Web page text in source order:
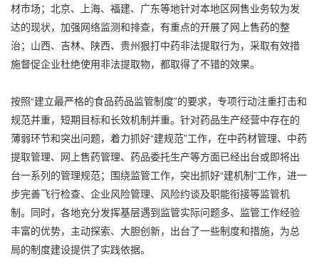
材市场；北京、上海、福建、广东等地针对本地区网售业务较为发
达的现状，加强网络监测和排查，有重点的开展了网上售药的整
治；山西、吉林、陕西、贵州狠打中药非法提取行为，采取有效措
施督促企业杜绝使用非法提取物，都取得了不错的效果。
按照“建立最严格的食品药品监管制度”的要求，专项行动注重打击和
规范并重，短期目标和长效机制并重。针对药品生产经营中存在的
薄弱环节和突出问题，着力抓好“建规范”工作，在中药材管理、中药
提取管理、网上售药管理、药品委托生产等方面已经出台或即将出
台一系列的管理规范；围绕监管工作，突出抓好“建机制”工作，进一
步完善飞行检查、企业风险管理、风险约谈及职能衔接等监管机
制。同时，各地充分发挥基层遇到监管实际问题多、监管工作经验
丰富的优势，主动探索、大胆创新，出台了一些制度和措施，为总
局的制度建设提供了实践依据。